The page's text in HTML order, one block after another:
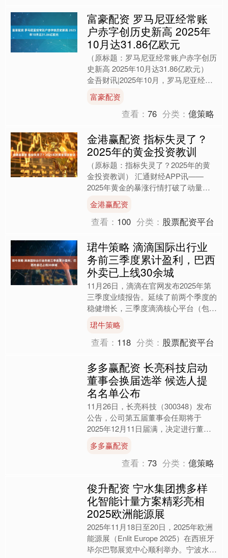
富豪配资 罗马尼亚经常账
户赤字创历史新高 2025年
10月达31.86亿欧元
（原标题：罗马尼亚经常账户赤字创历
史新高 2025年10月达31.86亿欧元）
金吾财讯|2025年10月，罗马尼亚经常
账户赤字扩大至31.86亿欧元，较上年
同....
富豪配资
查看：76 分类：億策略
金港赢配资 指标失灵了？
2025年的黄金投资教训
（原标题：指标失灵了？2025年的黄
金投资教训） 汇通财经APP讯——
2025年黄金的暴涨行情打破了动量交
易与市场心理的所有传统规律。本文为
交易员总结了可沿用至....
金港赢配资
查看： 100 分类： 股票配资平台
珺牛策略 滴滴国际出行业
务前三季度累计盈利，巴西
外卖已上线30余城
11月26日，滴滴在官网发布2025年第
三季度业绩报告。延续了前两个季度的
稳健增长，三季度滴滴核心平台（包括
中国出行和国际业务）订单量同比增长
13.8%，攀升至....
珺牛策略
查看： 118 分类： 股票配资平台
多多赢配资 长亮科技启动
董事会换届选举 候选人提
名名单公布
11月26日，长亮科技（300348）发布
公告，公司第五届董事会任期将于
2025年12月11日届满，决定进行董事
会换届选举。 根据相关法律法规，公
司于2025年....
多多赢配资
查看：73 分类：億策略
俊升配资 宁水集团携多样
化智能计量方案精彩亮相
2025欧洲能源展
2025年11月18日至20日，2025年欧洲
能源展（Enlit Europe 2025）在西班牙
毕尔巴鄂展览中心顺利举办。宁波水表